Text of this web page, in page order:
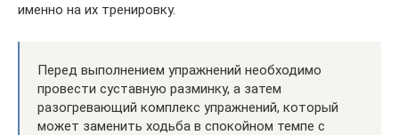
именно на их тренировку.
Перед выполнением упражнений необходимо
провести суставную разминку, а затем
разогревающий комплекс упражнений, который
может заменить ходьба в спокойном темпе с